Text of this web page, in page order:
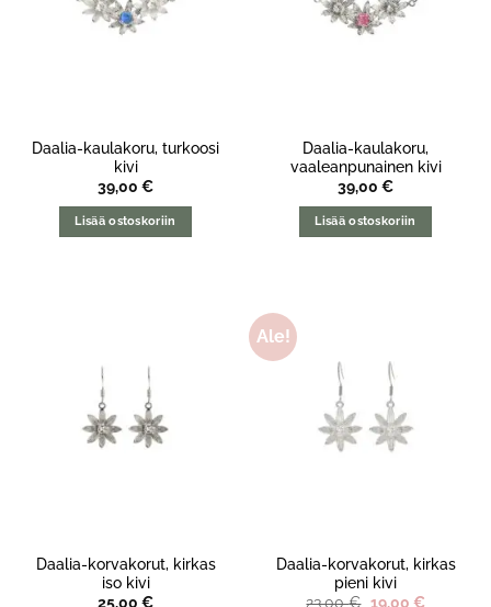
Daalia-kaulakoru, turkoosi
kivi
39,00 €
Lisää ostoskoriin
Daalia-kaulakoru,
vaaleanpunainen kivi
39,00 €
Lisää ostoskoriin
Daalia-korvakorut, kirkas
iso kivi
25,00 €
Ale!
Daalia-korvakorut, kirkas
pieni kivi
23,00€ Alkuperäinen
19,00 €Nykyinen